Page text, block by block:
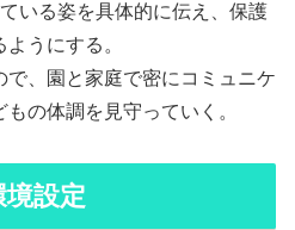
いる姿を具体的に伝え、保護
うにする。
で、園と家庭で密にコミュニケ
の体調を見守っていく。
設定